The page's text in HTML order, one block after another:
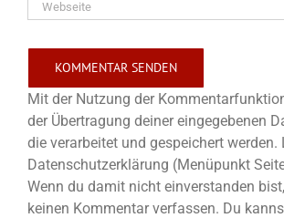
Mit der Nutzung der
der Übertragung deiner eingegebenen
die verarbeitet und gespeichert werden.
Datenschutzerklärung (Menüpunkt
Wenn du damit nicht einverstanden
keinen Kommentar verfassen. Du